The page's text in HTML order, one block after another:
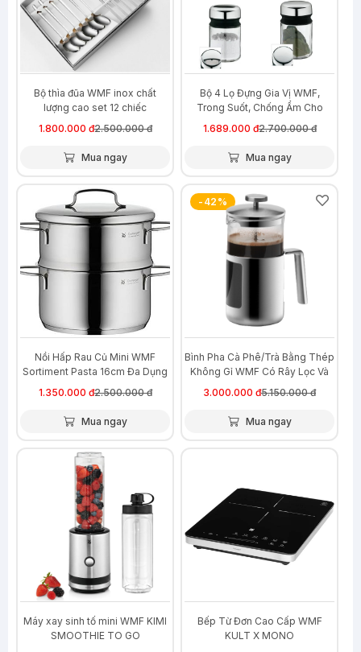
Bộ thìa đũa WMF inox chất
lượng cao set 12 chiếc
1.800.000 đ2.500.000 đ
Mua ngay
Bộ 4 Lọ Đựng Gia Vị WMF,
Trong Suốt, Chống Ẩm Cho
1.689.000 đ2.700.000 đ
Mua ngay
Nồi Hấp Rau Củ Mini WMF
Sortiment Pasta 16cm Đa Dụng
1.350.000 đ2.500.000 đ
Mua ngay
-42%
Bình Pha Cà Phê/Trà Bằng Thép
Không Gỉ WMF Có Rây Lọc Và
3.000.000 đ5.150.000 đ
Mua ngay
Máy xay sinh tố mini WMF KIMI
SMOOTHIE TO GO
Bếp Từ Đơn Cao Cấp WMF
KULT X MONO